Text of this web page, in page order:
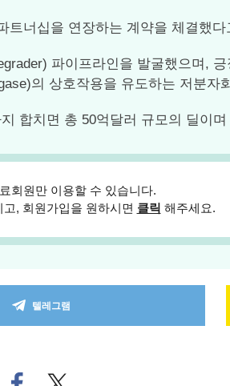
트너십을 연장하는 계약을 체결했다
파이프라인을 발굴했으며,
의 상호작용을 유도하는 저분자
합치면 총 50억달러 규모의 딜이
회원만 이용할 수 있습니다.
고, 회원가입을 원하시면 클릭 해주세요.
텔레그램
페
트위